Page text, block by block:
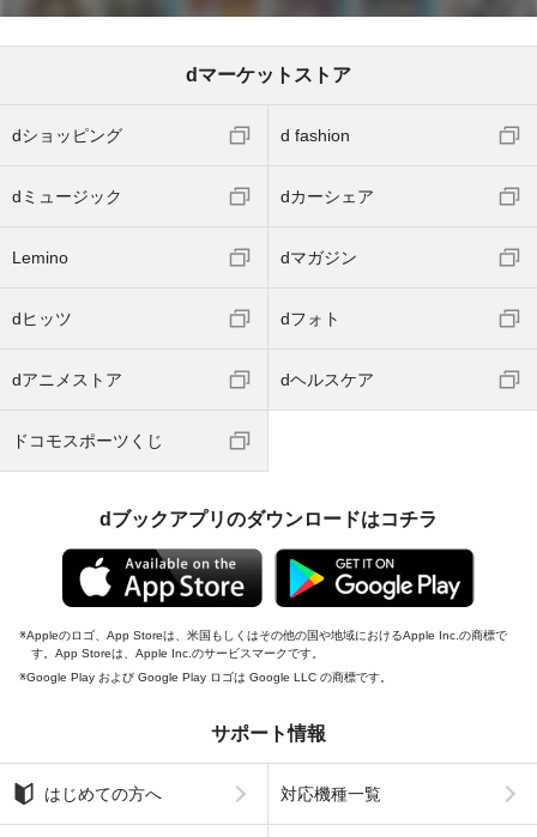
dマーケットストア
dショッピング d fashion
dミュージック dカーシェア
Lemino dマガジン
dヒッツ dフォト
dアニメストア dヘルスケア
ドコモスポーツくじ
dブックアプリのダウンロードはコチラ
Appleのロゴ、App Storeは、米国もしくはその他の国や地域におけるApple Inc.の商標で
す。App Storeは、Apple Inc.のサービスマークです。
Google Play および Google Play ロゴは Google LLC の商標です。
サポート情報
はじめての方へ 対応機種一覧